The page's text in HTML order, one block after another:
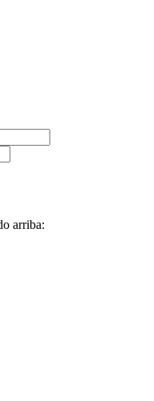
arriba: